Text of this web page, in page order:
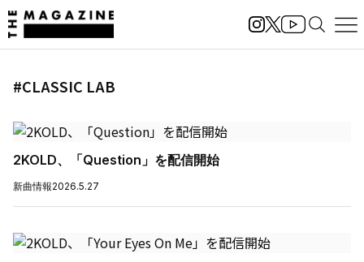
#CLASSIC LAB
2KOLD、「Question」を配信開始
新曲情報2026.5.27